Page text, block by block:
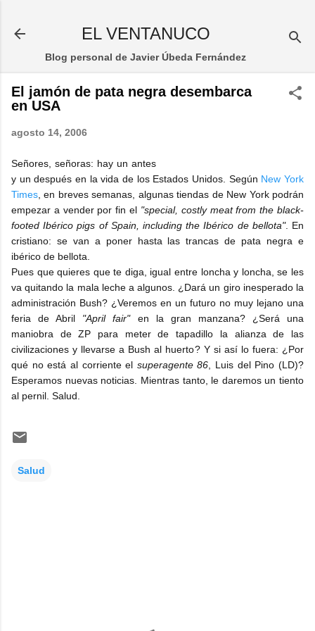
EL VENTANUCO
Blog personal de Javier Úbeda Fernández
El jamón de pata negra desembarca
en USA
agosto 14, 2006
Señores, señoras: hay un antes
y un después en la vida de los Estados Unidos. Según New York
Times , en breves semanas, algunas tiendas de New York podrán
empezar a vender por fin el "special, costly meat from the black-
footed Ibérico pigs of Spain, including the Ibérico de bellota". En
cristiano: se van a poner hasta las trancas de pata negra e
ibérico de bellota.
Pues que quieres que te diga, igual entre loncha y loncha, se les
va quitando la mala leche a algunos. ¿Dará un giro inesperado la
administración Bush? ¿Veremos en un futuro no muy lejano una
feria de Abril "April fair"en la gran manzana? ¿Será una
maniobra de ZP para meter de tapadillo la alianza de las
civilizaciones y llevarse a Bush al huerto? Y si así lo fuera: ¿Por
qué no está al corriente el superagente 86 , Luis del Pino (LD)?
Esperamos nuevas noticias. Mientras tanto, le daremos un tiento
al pernil. Salud.
Salud